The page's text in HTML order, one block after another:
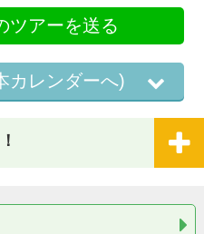
ツアーを送る
カレンダーへ)